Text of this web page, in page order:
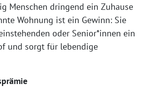
Menschen dringend ein Zuhause
Wohnung ist ein Gewinn: Sie
oder Senior*innen ein
und sorgt für lebendige